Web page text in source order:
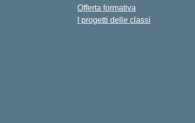
Offerta formativa
I progetti delle classi